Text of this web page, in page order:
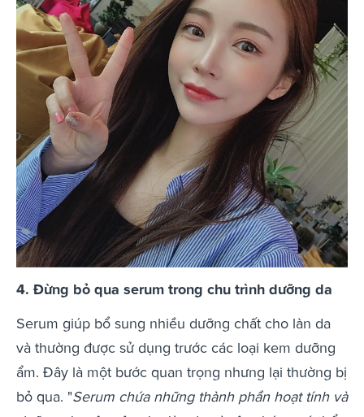
4. Đừng bỏ qua serum trong chu trình dưỡng da
Serum giúp bổ sung nhiều dưỡng chất cho làn da
và thường được sử dụng trước các loại kem dưỡng
ẩm. Đây là một bước quan trọng nhưng lại thường bị
bỏ qua. "Serum chứa những thành phần hoạt tính và